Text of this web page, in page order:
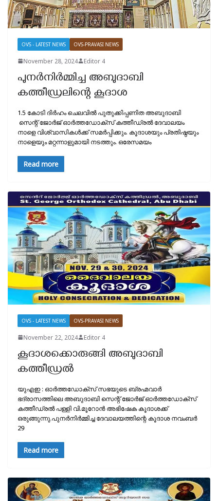
OVS - LATEST NEWS OVS-PRAVASI NEWS
November 28, 2024 Editor 4
പുനർനിർമ്മിച്ച അബുദാബി
കത്തീഡ്രലിന്റെ കൂദാശ
1.5 കോടി ദിർഹം ചെലവിൽ പുതുക്കിപ്പണിത അബുദാബി
സെന്റ് ജോർജ് ഓർത്തഡോക്സ് കത്തീഡ്രൽ ദേവാലയം
നാളെ വിശ്വാസികൾക്ക് സമർപ്പിക്കും. കൂദാശയും പ്രതിഷ്ഠയും
നാളെയും മറ്റന്നാളുമായി നടത്തും. ഒരേസമയം
Read more
OVS - LATEST NEWS OVS-PRAVASI NEWS
November 22, 2024 Editor 4
കൂദാശക്കൊരുങ്ങി അബുദാബി
കത്തീഡ്രൽ
യുഎഇ : ഓർത്തഡോക്സ്‌ സഭയുടെ ബ്രഹ്മവാർ
ഭദ്രാസത്തിലെ അബുദാബി സെന്റ് ജോർജ് ഓർത്തഡോക്സ്‌
കത്തീഡ്രൽ പള്ളി വി.മൂറോൻ അഭിഷേക കൂദാശക്ക്
ഒരുങ്ങുന്നു.പുനർനിർമ്മിച്ച ദേവാലയത്തിന്റെ കൂദാശ നവംബർ
29
Read more